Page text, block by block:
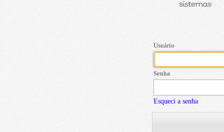
Usuário
Senha
Esqueci a senha